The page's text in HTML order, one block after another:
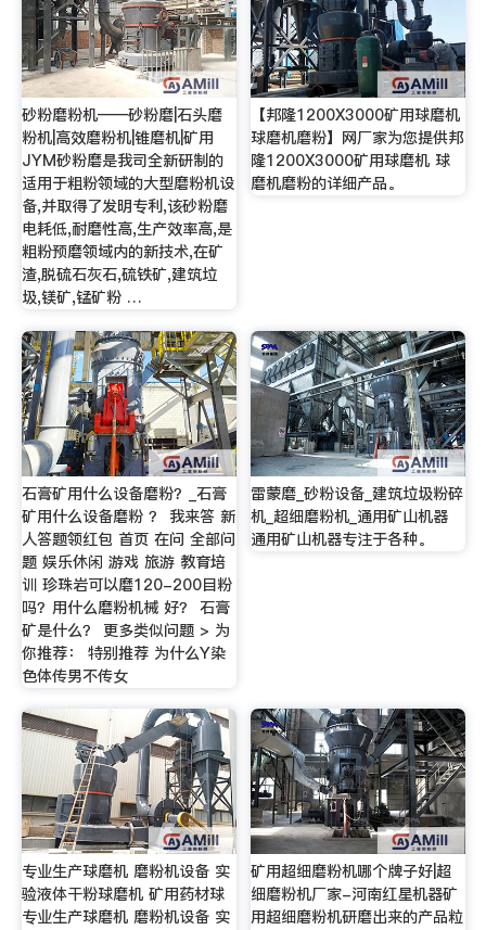
砂粉磨粉机——砂粉磨|石头磨
粉机|高效磨粉机|锥磨机|矿用
JYM砂粉磨是我司全新研制的
适用于粗粉领域的大型磨粉机设
备,并取得了发明专利,该砂粉磨
电耗低,耐磨性高,生产效率高,是
粗粉预磨领域内的新技术,在矿
渣,脱硫石灰石,硫铁矿,建筑垃
圾,镁矿,锰矿粉 …
【邦隆1200X3000矿用球磨机
球磨机磨粉】网厂家为您提供邦
隆1200X3000矿用球磨机 球
磨机磨粉的详细产品。
石膏矿用什么设备磨粉？_石膏
矿用什么设备磨粉 ？ 我来答 新
人答题领红包 首页 在问 全部问
题 娱乐休闲 游戏 旅游 教育培
训 珍珠岩可以磨120-200目粉
吗？用什么磨粉机械 好？ 石膏
矿是什么？ 更多类似问题 > 为
你推荐： 特别推荐 为什么Y染
色体传男不传女
雷蒙磨_砂粉设备_建筑垃圾粉碎
机_超细磨粉机_通用矿山机器
通用矿山机器专注于各种。
专业生产球磨机 磨粉机设备 实
验液体干粉球磨机 矿用药材球
专业生产球磨机 磨粉机设备 实
矿用超细磨粉机哪个牌子好|超
细磨粉机厂家-河南红星机器矿
用超细磨粉机研磨出来的产品粒